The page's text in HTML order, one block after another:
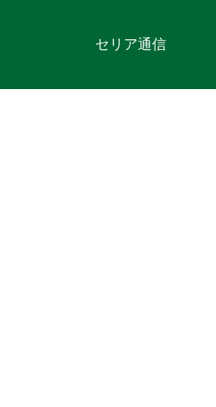
セリア通信